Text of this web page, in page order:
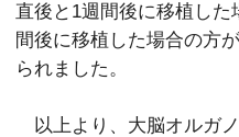
直後と1週間後に移植した
間後に移植した場合の方
られました。
以上より、大脳オルガ